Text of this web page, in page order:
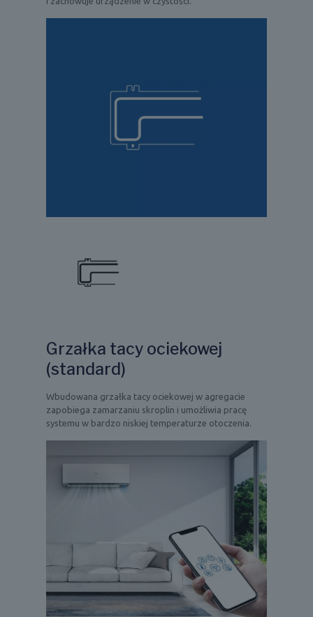
Grzałka tacy ociekowej
(standard)
Wbudowana grzałka tacy ociekowej w agregacie
zapobiega zamarzaniu skroplin i umożliwia pracę
systemu w bardzo niskiej temperaturze otoczenia.